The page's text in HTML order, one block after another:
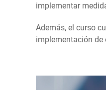
implementar
Además, el curso
implementación de